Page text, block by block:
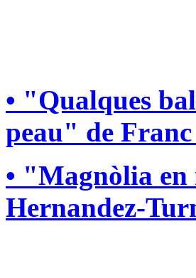
• "Qualques
peau" de
• "Magnòlia
Hernandez-